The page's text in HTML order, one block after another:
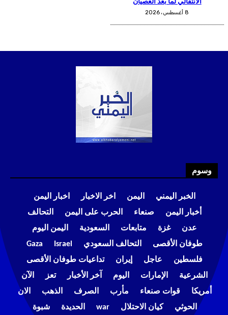
وسوم
الخبر اليمني اليمن اخر الاخبار
اخبار اليمن
أخبار اليمن
صنعاء الحرب على اليمن
التحالف
عدن
غزة متابعات السعودية
اليمن اليوم
طوفان الأقصى
التحالف السعودي Israel
Gaza
فلسطين
عاجل إيران
تداعيات طوفان الأقصى
الشرعية
الإمارات اليوم آخر الأخبار تعز
الآن
أمريكا
قوات صنعاء مأرب الصرف الذهب
الان
الحوثي
كيان الاحتلال war الحديدة شبوة